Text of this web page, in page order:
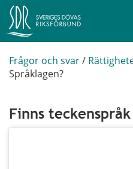
Frågor och svar/
Språklagen?
Finns